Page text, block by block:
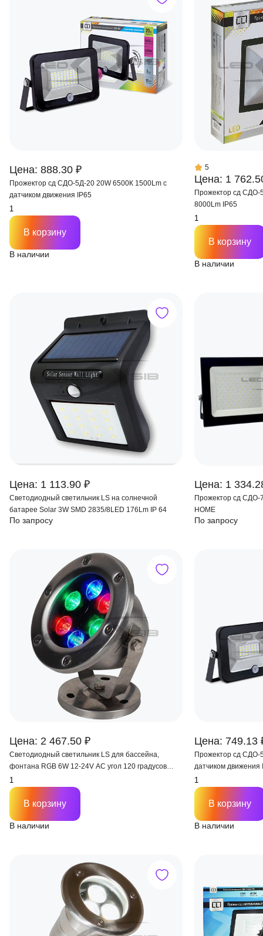
Цена: 888.30 ₽
Прожектор сд СДО-5Д-20 20W 6500К 1500Lm с
датчиком движения IP65
В наличии
В корзину
Цена: 1
5
Прожектор сд СДО-
8000Lm IP65
В наличии
В корзину
Цена: 1 113.90 ₽
Светодиодный светильник LS на солнечной
батарее Solar 3W SMD 2835/8LED 176Lm IP 64
По запросу
Цена: 1
Прожектор сд СДО-
HOME
По запросу
Цена: 2 467.50 ₽
Светодиодный светильник LS для бассейна,
фонтана RGB 6W 12-24V AC угол 120 градусов
IP68
В наличии
В корзину
Цена: 749.13
Прожектор сд СДО-
датчиком движения
В наличии
В корзину